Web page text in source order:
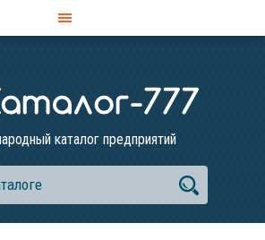
каталог предприятий